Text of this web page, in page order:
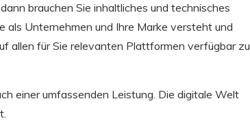
brauchen Sie inhaltliches und technisches
als Unternehmen und Ihre Marke versteht und
allen für Sie relevanten Plattformen verfügbar zu
einer umfassenden Leistung. Die digitale Welt